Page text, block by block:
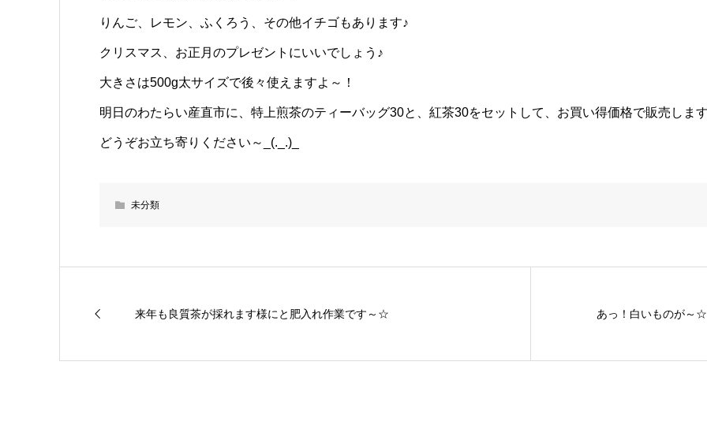
りんご、レモン、ふくろう、その他イチゴもあります♪
クリスマス、お正月のプレゼントにいいでしょう♪
大きさは500g太サイズで後々使えますよ～！
明日のわたらい産直市に、特上煎茶のティーバッグ30と、紅茶30をセットして、お買い得価格で販売しま
どうぞお立ち寄りください～_(._.)_
未分類
来年も良質茶が採れます様にと肥入れ作業です～☆ あっ！白いものが～☆